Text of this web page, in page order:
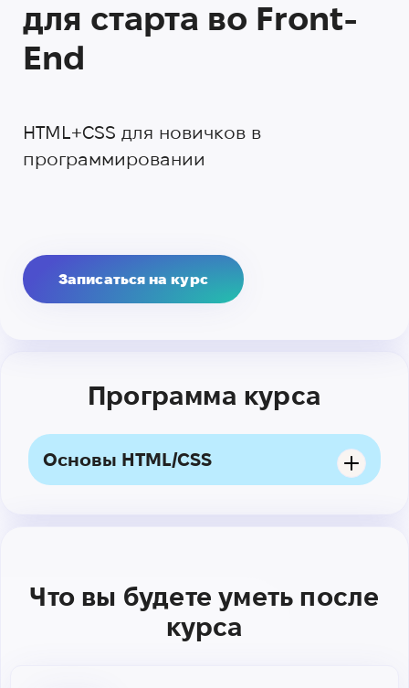
для старта во Front-
End
HTML+CSS для новичков в
программировании
Записаться на курс
Программа курса
Основы HTML/CSS
Что вы будете уметь после
курса